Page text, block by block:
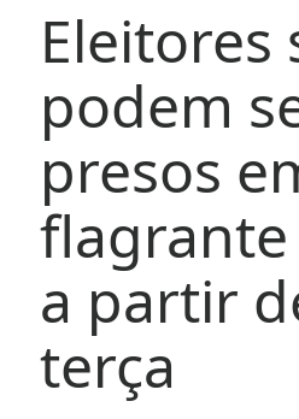
Eleitores
podem
presos
a partir
terça